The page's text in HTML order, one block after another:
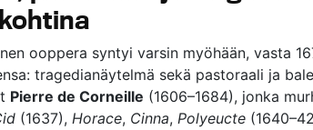
ooppera syntyi varsin myöhään, vasta
tragedianäytelmä sekä pastoraali ja
Pierre de Corneille (1606–1684), jonka
(1637), Horace, Cinna, Polyeucte